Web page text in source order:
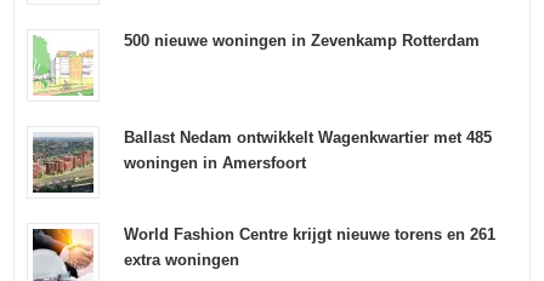
500 nieuwe woningen in Zevenkamp Rotterdam
Ballast Nedam ontwikkelt Wagenkwartier met 485
woningen in Amersfoort
World Fashion Centre krijgt nieuwe torens en 261
extra woningen